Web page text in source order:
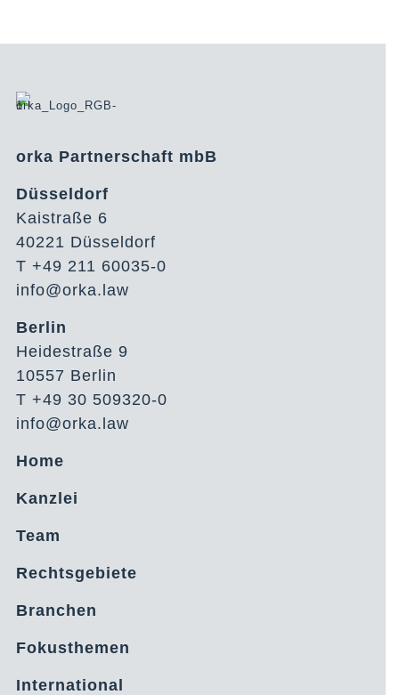
orka Partnerschaft mbB
Düsseldorf
Kaistraße 6
40221 Düsseldorf
T +49 211 60035-0
info@orka.law
Berlin
Heidestraße 9
10557 Berlin
T +49 30 509320-0
info@orka.law
Home
Kanzlei
Team
Rechtsgebiete
Branchen
Fokusthemen
International